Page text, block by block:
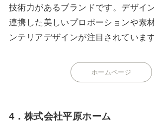
技術力があるブランドです。デザイ
連携した美しいプロポーションや素
ンテリアデザインが注目されています
ホームページ
4．株式会社平原ホーム